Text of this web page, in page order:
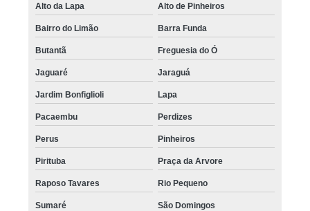
Alto da Lapa
Alto de Pinheiros
Bairro do Limão Barra Funda
Butantã Freguesia do Ó
Jaguaré Jaraguá
Jardim Bonfiglioli Lapa
Pacaembu Perdizes
Perus Pinheiros
Pirituba Praça da Arvore
Raposo Tavares Rio Pequeno
Sumaré São Domingos